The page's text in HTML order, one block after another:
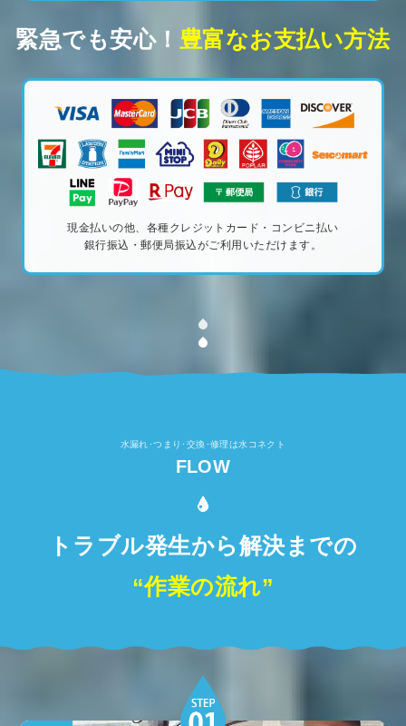
緊急でも安心！ 豊富なお支払い方法
現金払いの他、各種クレジットカード・コンビニ払い
銀行振込・郵便局振込がご利用いただけます。
水漏れ･つまり･交換･修理は水コネクト
FLOW
トラブル発生から解決までの
“作業の流れ”